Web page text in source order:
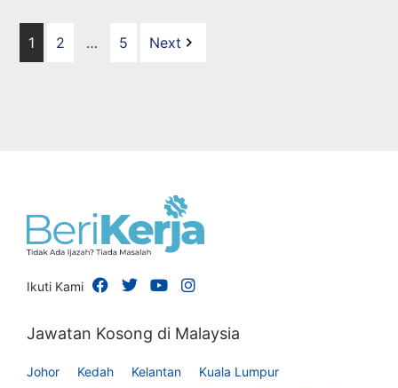
1 2 … 5 Next
Ikuti Kami
Jawatan Kosong di Malaysia
Johor Kedah Kelantan
Kuala Lumpur